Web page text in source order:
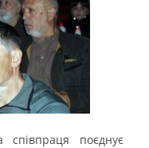
співпраця поєднує